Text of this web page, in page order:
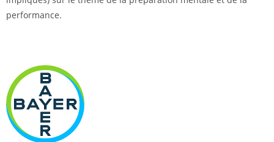
performance.